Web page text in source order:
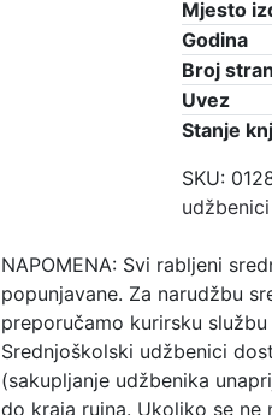
Mjesto
Godina
Broj
Uvez
Stanje
SKU:
udžbenici
NAPOMENA: Svi rabljeni
popunjavane. Za narudžbu
preporučamo kurirsku
Srednjoškolski udžbenici
(sakupljanje udžbenika
do kraja rujna. Ukoliko se ne